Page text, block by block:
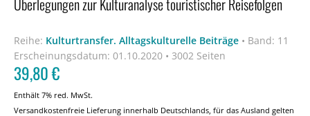
Überlegungen zur Kulturanalyse touristischer Reisefolgen
Reihe: Kulturtransfer. Alltagskulturelle Beiträge • Band: 11
Erscheinungsdatum: 01.10.2020 • 3002 Seiten
39,80€
Enthält 7% red. MwSt.
Versandkostenfreie Lieferung innerhalb Deutschlands, für das Ausland gelten